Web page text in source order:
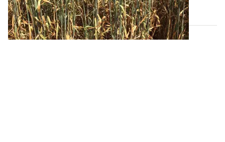
29 JUILL. 2024